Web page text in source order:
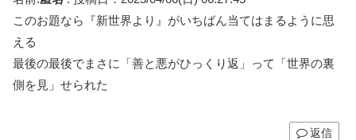
このお題なら『新世界より』がいちばん当てはまるように思
える
最後の最後でまさに「善と悪がひっくり返」って「世界の裏
側を見」せられた
返信